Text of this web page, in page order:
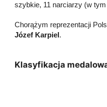
szybkie, 11 narciarzy (w
Chorążym reprezentacji
Józef Karpiel.
Klasyfikacja